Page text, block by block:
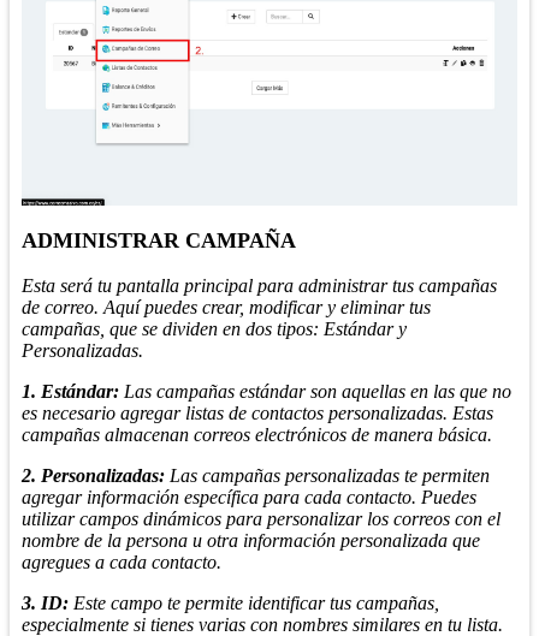
ADMINISTRAR CAMPAÑA
Esta será tu pantalla principal para administrar tus campañas
de correo. Aquí puedes crear, modificar y eliminar tus
campañas, que se dividen en dos tipos: Estándar y
Personalizadas.
1. Estándar: Las campañas estándar son aquellas en las que no
es necesario agregar listas de contactos personalizadas. Estas
campañas almacenan correos electrónicos de manera básica.
2. Personalizadas: Las campañas personalizadas te permiten
agregar información específica para cada contacto. Puedes
utilizar campos dinámicos para personalizar los correos con el
nombre de la persona u otra información personalizada que
agregues a cada contacto.
3. ID: Este campo te permite identificar tus campañas,
especialmente si tienes varias con nombres similares en tu lista.